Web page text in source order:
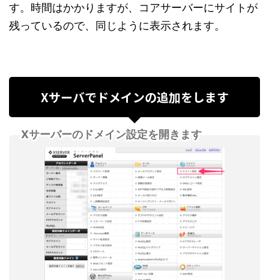
す。時間はかかりますが、コアサーバーにサイトが
残っているので、同じように表示されます。
Xサーバでドメインの追加をします
Xサーバーのドメイン設定を開きます